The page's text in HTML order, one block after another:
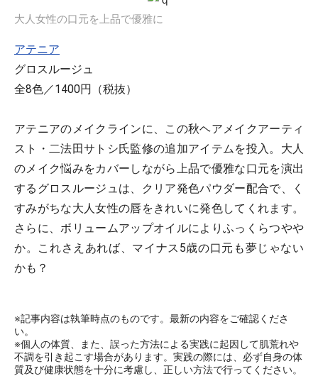
大人女性の口元を上品で優雅に
アテニア
グロスルージュ
全8色／1400円（税抜）
アテニアのメイクラインに、この秋ヘアメイクアーティ
スト・二法田サトシ氏監修の追加アイテムを投入。大人
のメイク悩みをカバーしながら上品で優雅な口元を演出
するグロスルージュは、クリア発色パウダー配合で、く
すみがちな大人女性の唇をきれいに発色してくれます。
さらに、ボリュームアップオイルによりふっくらつやや
か。これさえあれば、マイナス5歳の口元も夢じゃない
かも？
※記事内容は執筆時点のものです。最新の内容をご確認くださ
い。
※個人の体質、また、誤った方法による実践に起因して肌荒れや
不調を引き起こす場合があります。実践の際には、必ず自身の体
質及び健康状態を十分に考慮し、正しい方法で行ってください。